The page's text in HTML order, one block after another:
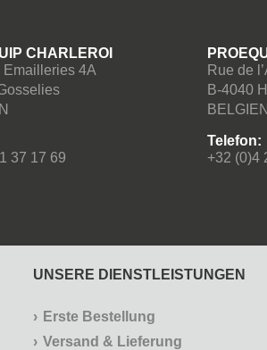
CHARLEROI
Emailleries 4A
37 17 69
Rue de
B-4040
BELGIEN
Telefon:
+32 (0)4
UNSERE DIENSTLEISTUNGEN
Erste Bestellung
Versand & Lieferung